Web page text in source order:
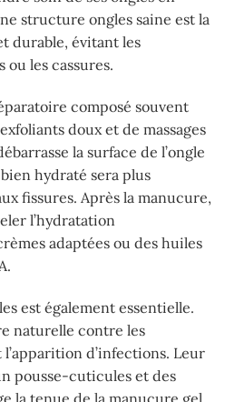
structure ongles saine est la
durable, évitant les
les cassures.
composé souvent
doux et de massages
la surface de l’ongle
hydraté sera plus
fissures. Après la manucure,
l’hydratation
adaptées ou des huiles
est également essentielle.
naturelle contre les
d’infections. Leur
pousse-cuticules et des
la tenue de la manucure gel